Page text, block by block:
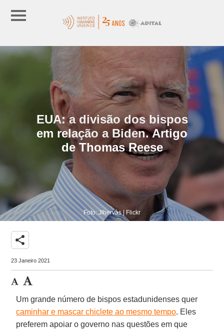
EUA: a divisão dos bispos
em relação a Biden. Artigo
de Thomas Reese
Foto: Jlhervàs | Flickr
share
23 Janeiro 2021
Um grande número de bispos estadunidenses quer
caminhar e mascar chiclete ao mesmo tempo. Eles
preferem apoiar o governo nas questões em que